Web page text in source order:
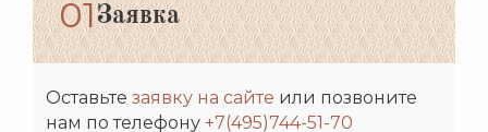
01Заявка
Оставьте заявку на сайте или позвоните
нам по телефону +7(495)744-51-70